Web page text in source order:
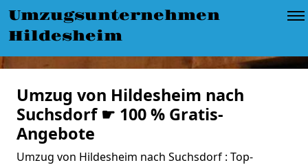
Umzugsunternehmen
Hildesheim
Umzug von Hildesheim nach
Suchsdorf ☛ 100 % Gratis-
Angebote
Umzug von Hildesheim nach Suchsdorf : Top-